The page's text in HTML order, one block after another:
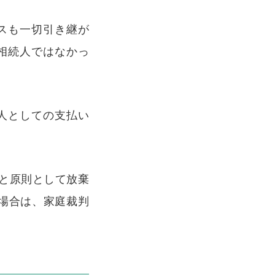
も一切引き継が
続人ではなかっ
としての支払い
原則として放棄
合は、家庭裁判